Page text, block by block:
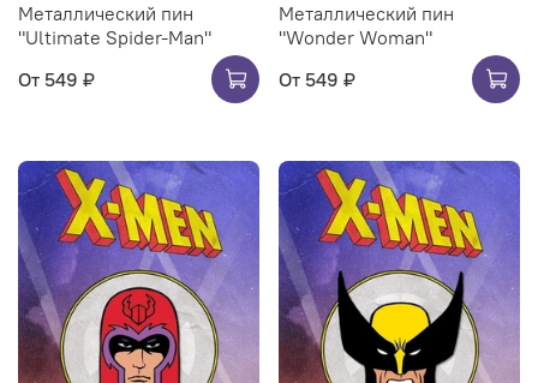
Металлический пин
"Ultimate Spider-Man"
От 549 ₽
Металлический пин
"Wonder Woman"
От 549 ₽